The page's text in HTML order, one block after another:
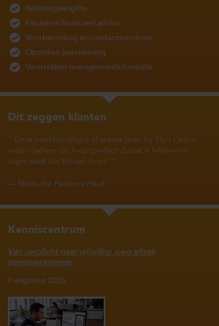
Belastingaangifte
Fiscaal en financieel advies
Voorbereiding accountantscontrole
Opstellen jaarrekening
Verstrekken managementinformatie
Dit zeggen klanten
Onze boekhouding is al enkele jaren bij Stipt Online
onder beheer. Dit loopt perfect. Zodat ik lekker mijn
eigen werk kan blijven doen.
— Medische Pedicure Heidi
Kenniscentrum
Van verplicht naar vrijwillig: weg aftrek
pensioenpremie
6 augustus 2026